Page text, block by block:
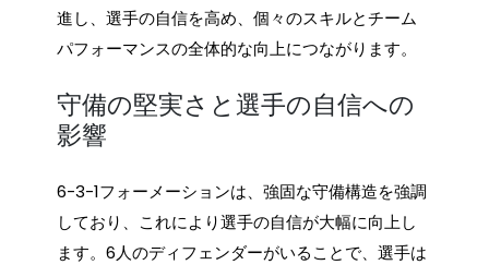
進し、選手の自信を高め、個々のスキルとチーム
パフォーマンスの全体的な向上につながります。
守備の堅実さと選手の自信への
影響
6-3-1フォーメーションは、強固な守備構造を強調
しており、これにより選手の自信が大幅に向上し
ます。6人のディフェンダーがいることで、選手は